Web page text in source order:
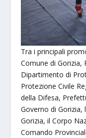
Tra i principali
Comune di Gorizia,
Dipartimento di
Protezione Civile
della Difesa,
Governo di Gorizia,
Gorizia, il Corpo
Comando